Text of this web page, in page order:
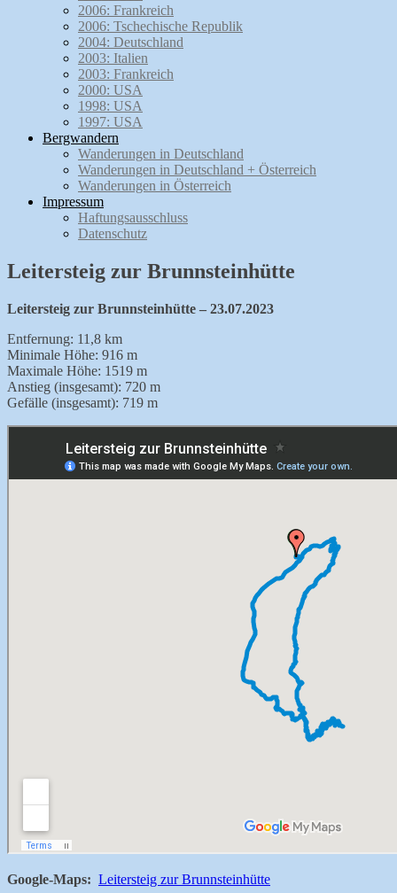
2006: Frankreich
2006: Tschechische Republik
2004: Deutschland
2003: Italien
2003: Frankreich
2000: USA
1998: USA
1997: USA
Bergwandern
Wanderungen in Deutschland
Wanderungen in Deutschland + Österreich
Wanderungen in Österreich
Impressum
Haftungsausschluss
Datenschutz
Leitersteig zur Brunnsteinhütte
Leitersteig zur Brunnsteinhütte – 23.07.2023
Entfernung: 11,8 km
Minimale Höhe: 916 m
Maximale Höhe: 1519 m
Anstieg (insgesamt): 720 m
Gefälle (insgesamt): 719 m
Google-Maps: Leitersteig zur Brunnsteinhütte